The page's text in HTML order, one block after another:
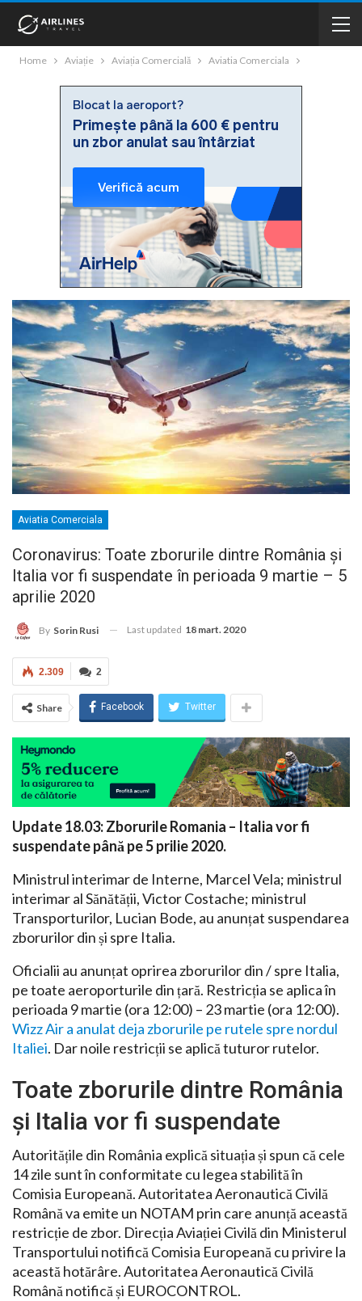
Home Aviație Aviația Comercială Aviatia Comerciala
Aviatia Comerciala
Coronavirus: Toate zborurile dintre România și
Italia vor fi suspendate în perioada 9 martie – 5
aprilie 2020
By Sorin Rusi Last updated 18 mart. 2020
2
2.309
Share Facebook Twitter
Update 18.03: Zborurile Romania – Italia vor fi
suspendate până pe 5 prilie 2020.
Ministrul interimar de Interne, Marcel Vela; ministrul
interimar al Sănătății, Victor Costache; ministrul
Transporturilor, Lucian Bode, au anunțat suspendarea
zborurilor din și spre Italia.
Oficialii au anunțat oprirea zborurilor din / spre Italia,
pe toate aeroporturile din țară. Restricția se aplica în
perioada 9 martie (ora 12:00) – 23 martie (ora 12:00).
Wizz Air a anulat deja zborurile pe rutele spre nordul
Italiei. Dar noile restricții se aplică tuturor rutelor.
Toate zborurile dintre România
și Italia vor fi suspendate
Autoritățile din România explică situația și spun că cele
14 zile sunt în conformitate cu legea stabilită în
Comisia Europeană. Autoritatea Aeronautică Civilă
Română va emite un NOTAM prin care anunță această
restricție de zbor. Direcția Aviației Civilă din Ministerul
Transportului notifică Comisia Europeană cu privire la
această hotărâre. Autoritatea Aeronautică Civilă
Română notifică și EUROCONTROL.